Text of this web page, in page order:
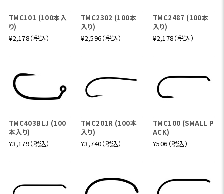
TMC101 (100本入
り)
¥2,178（税込）
TMC2302 (100本
入り)
¥2,596（税込）
TMC2487 (100本
入り)
¥2,178（税込）
TMC403BLJ (100
本入り)
¥3,179（税込）
TMC201R (100本
入り)
¥3,740（税込）
TMC100 (SMALL P
ACK)
¥506（税込）